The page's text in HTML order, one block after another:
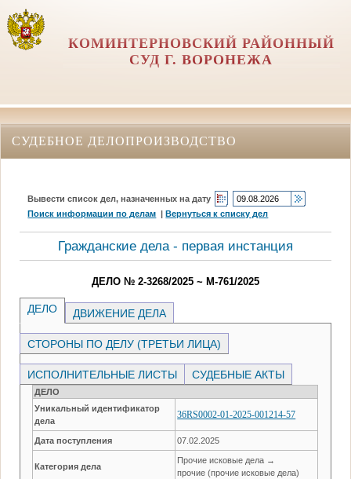
КОМИНТЕРНОВСКИЙ РАЙОННЫЙ
СУД Г. ВОРОНЕЖА
СУДЕБНОЕ ДЕЛОПРОИЗВОДСТВО
Вывести список дел, назначенных на дату
Поиск информации по делам |Вернуться к списку дел
Гражданские дела - первая инстанция
ДЕЛО № 2-3268/2025 ~ М-761/2025
ДЕЛО ДВИЖЕНИЕ ДЕЛА
СТОРОНЫ ПО ДЕЛУ (ТРЕТЬИ ЛИЦА)
ИСПОЛНИТЕЛЬНЫЕ ЛИСТЫ СУДЕБНЫЕ АКТЫ
ДЕЛО
Уникальный идентификатор
дела
36RS0002-01-2025-001214-57
Дата поступления 07.02.2025
Категория дела
Прочие исковые дела →
прочие (прочие исковые дела)